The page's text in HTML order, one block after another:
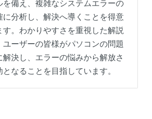
を備え、複雑なシステムエラーの
に分析し、解決へ導くことを得意
す。わかりやすさを重視した解説
ユーザーの皆様がパソコンの問題
解決し、エラーの悩みから解放さ
なることを目指しています。